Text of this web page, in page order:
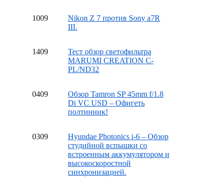
1009
Nikon Z 7 против Sony a7R
III.
1409
Тест обзор светофильтра
MARUMI CREATION C-
PL/ND32
0409
Обзор Tamron SP 45mm f/1.8
Di VC USD – Офигеть
полтинник!
0309
Hyundae Photonics i-6 – Обзор
студийной вспышки со
встроенным аккумулятором и
высокоскоростной
синхронизацией.